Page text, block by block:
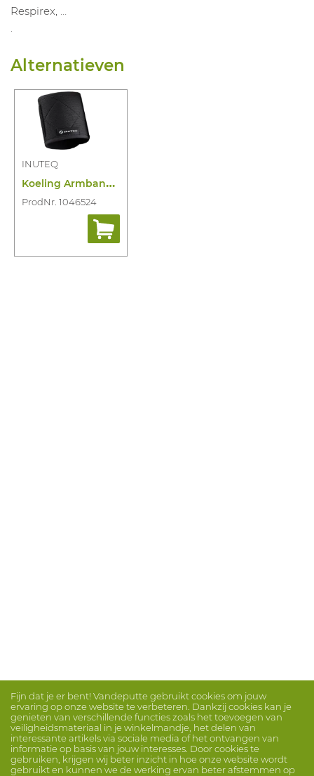
Respirex, …
.
Alternatieven
INUTEQ
K
oeling Armbanden Wristcool (paar)
ProdNr. 1046524
Fijn dat je er bent! Vandeputte gebruikt cookies om jouw
ervaring op onze website te verbeteren. Dankzij cookies kan je
genieten van verschillende functies zoals het toevoegen van
veiligheidsmateriaal in je winkelmandje, het delen van
interessante artikels via sociale media of het ontvangen van
informatie op basis van jouw interesses. Door cookies te
gebruiken, krijgen wij beter inzicht in hoe onze website wordt
gebruikt en kunnen we de werking ervan beter afstemmen op